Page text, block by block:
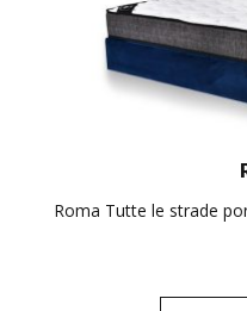
Roma Tutte le strade